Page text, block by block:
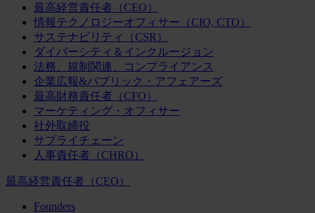
最高経営責任者（CEO）
情報テクノロジーオフィサー（CIO, CTO）
サステナビリティ（CSR）
ダイバーシティ＆インクルージョン
法務、規制関連、コンプライアンス
企業広報&パブリック・アフェアーズ
最高財務責任者（CFO）
マーケティング・オフィサー
社外取締役
サプライチェーン
人事責任者（CHRO）
最高経営責任者（CEO）
Founders